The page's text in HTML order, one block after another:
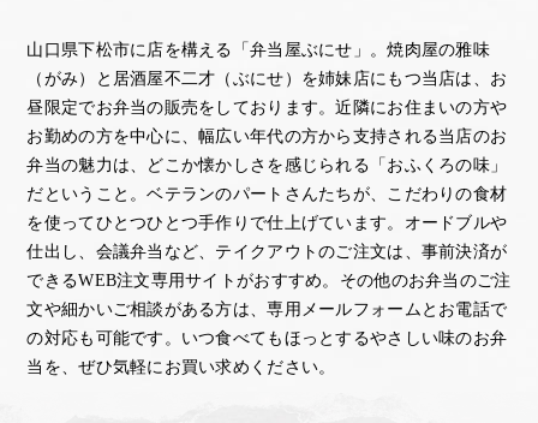
山口県下松市に店を構える「弁当屋ぶにせ」。焼肉屋の雅味
（がみ）と居酒屋不二才（ぶにせ）を姉妹店にもつ当店は、お
昼限定でお弁当の販売をしております。近隣にお住まいの方や
お勤めの方を中心に、幅広い年代の方から支持される当店のお
弁当の魅力は、
どこか懐かしさを感じられる「おふくろの味」
だということ。ベテランのパートさんたちが、こだわりの食材
を使ってひとつひとつ手作りで仕上げています。 オードブルや
仕出し、会議弁当など、テイクアウトのご注文は、事前決済が
できるWEB注文専用サイトがおすすめ。 その他のお弁当のご注
文や細かいご相談がある方は、専用メールフォームとお電話で
の対応も可能です。 いつ食べてもほっとするやさしい味のお弁
当を、ぜひ気軽にお買い求めください。